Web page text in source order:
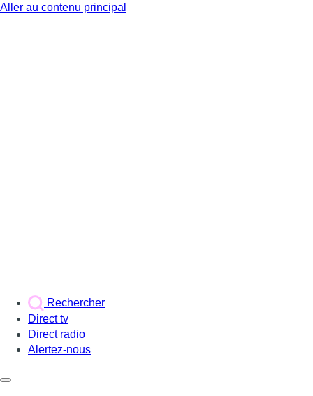
Aller au contenu principal
Rechercher
Direct tv
Direct radio
Alertez-nous